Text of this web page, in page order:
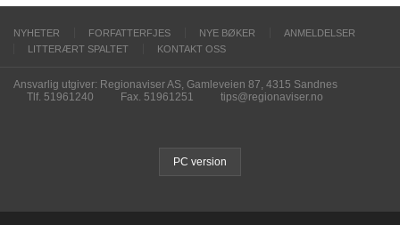
NYHETER FORFATTERFJES NYE BØKER
ANMELDELSER
LITTERÆRT SPALTET
KONTAKT OSS
Ansvarlig utgiver: Regionaviser AS, Gamleveien 87, 4315 Sandnes
Tlf. 51961240
Fax. 51961251 tips@regionaviser.no
PC version